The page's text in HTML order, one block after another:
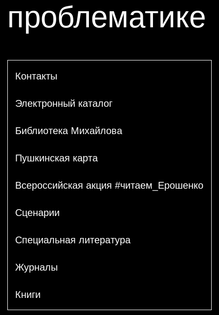
проблематике
Контакты
Электронный каталог
Библиотека Михайлова
Пушкинская карта
Всероссийская акция #читаем_Ерошенко
Сценарии
Специальная литература
Журналы
Книги